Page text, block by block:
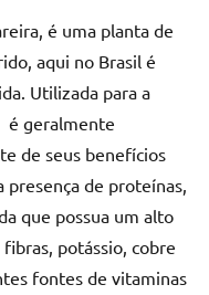
é uma planta de
aqui no Brasil é
Utilizada para a
é geralmente
de seus benefícios
de proteínas,
que possua um alto
potássio, cobre
fontes de vitaminas